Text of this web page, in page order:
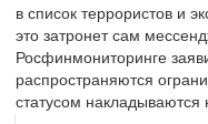
в список террористов и
это затронет сам
Росфинмониторинге
распространяются
статусом накладываются